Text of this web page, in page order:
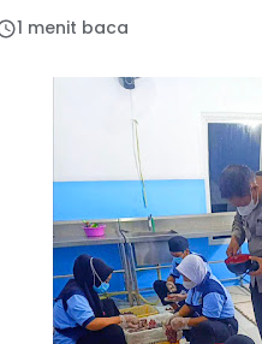
1 menit baca